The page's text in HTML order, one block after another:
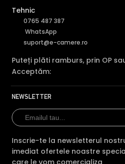
Tehnic
0765 487 387
WhatsApp
suport@e-camere.ro
Puteți plăti ramburs, prin OP
Acceptăm:
NEWSLETTER
Inscrie-te la newsletterul
imediat ofertele noastre
care le vom comercializa